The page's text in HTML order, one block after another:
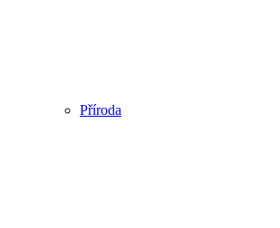
Příroda